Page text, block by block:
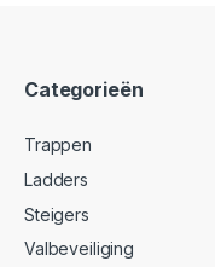
Categorieën
Trappen
Ladders
Steigers
Valbeveiliging